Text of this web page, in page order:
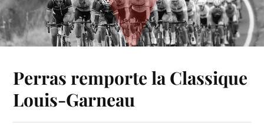
Perras remporte la Classique
Louis-Garneau